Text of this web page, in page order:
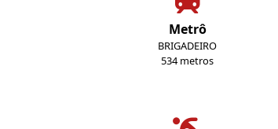
Metrô
BRIGADEIRO
534 metros